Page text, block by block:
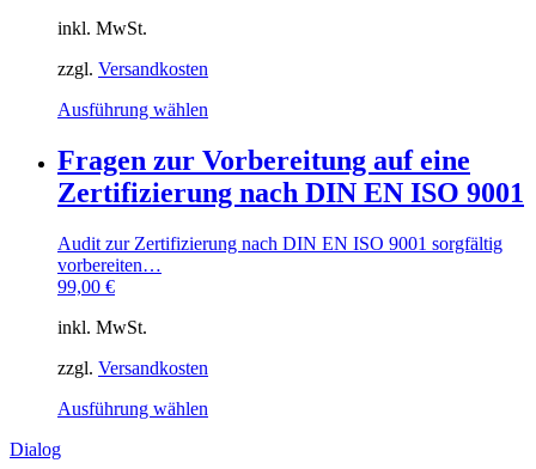
inkl. MwSt.
zzgl. Versandkosten
Ausführung wählen
weist
mehrere
Varianten
Die
Optionen
Fragen zur Vorbereitung auf eine
Zertifizierung nach DIN EN ISO 9001
Audit zur Zertifizierung nach DIN EN ISO 9001 sorgfältig
vorbereiten…
99,00 €
inkl. MwSt.
zzgl. Versandkosten
Ausführung wählen
Dialog